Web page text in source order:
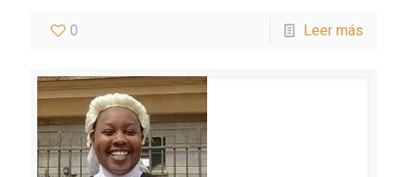
0 Leer más